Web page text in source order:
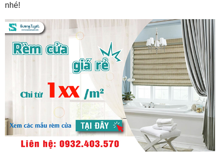
nhé!